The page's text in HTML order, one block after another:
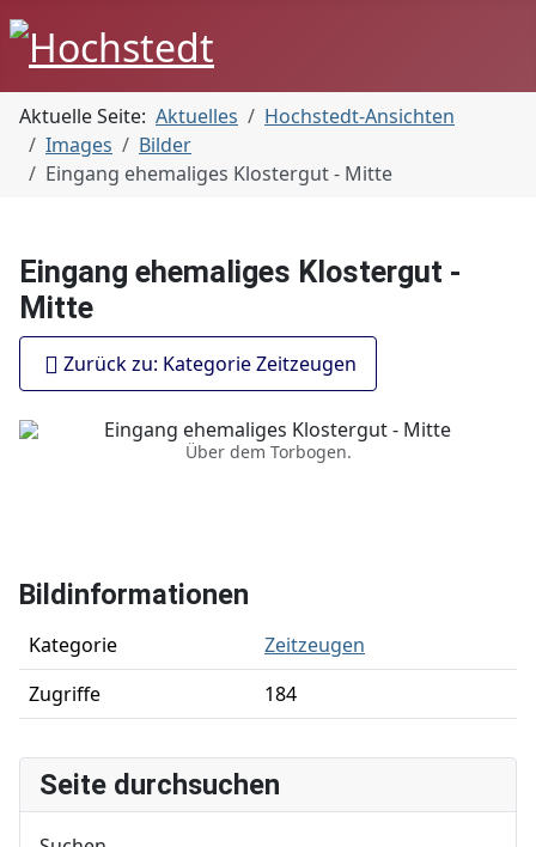
Aktuelle Seite: Aktuelles
Hochstedt-Ansichten
Images
Bilder
Eingang ehemaliges Klostergut - Mitte
Eingang ehemaliges Klostergut -
Mitte
Zurück zu: Kategorie Zeitzeugen
Über dem Torbogen.
Bildinformationen
Kategorie
Zeitzeugen
Zugriffe
184
Seite durchsuchen